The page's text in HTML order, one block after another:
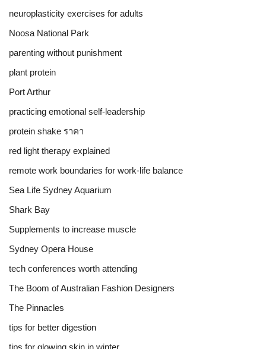
neuroplasticity exercises for adults
Noosa National Park
parenting without punishment
plant protein
Port Arthur
practicing emotional self-leadership
protein shake ราคา
red light therapy explained
remote work boundaries for work-life balance
Sea Life Sydney Aquarium
Shark Bay
Supplements to increase muscle
Sydney Opera House
tech conferences worth attending
The Boom of Australian Fashion Designers
The Pinnacles
tips for better digestion
tips for glowing skin in winter